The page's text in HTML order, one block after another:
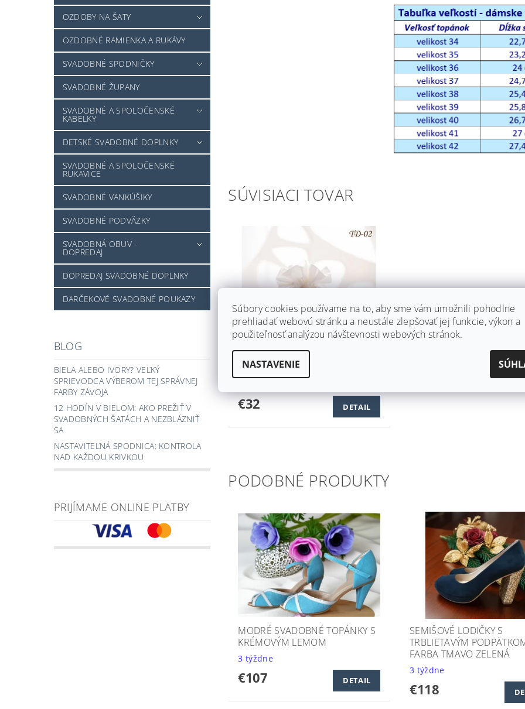
OZDOBY NA ŠATY
OZDOBNÉ RAMIENKA A RUKÁVY
SVADOBNÉ SPODNIČKY
SVADOBNÉ ŽUPANY
SVADOBNÉ A SPOLOČENSKÉ
KABELKY
DETSKÉ SVADOBNÉ DOPLNKY
SVADOBNÉ A SPOLOČENSKÉ
RUKAVICE
SVADOBNÉ VANKÚŠIKY
SVADOBNÉ PODVÄZKY
SVADOBNÁ OBUV -
DOPREDAJ
DOPREDAJ SVADOBNÉ DOPLNKY
DARČEKOVÉ SVADOBNÉ POUKAZY
BLOG
BIELA ALEBO IVORY? VEĽKÝ
SPRIEVODCA VÝBEROM TEJ SPRÁVNEJ
FARBY ZÁVOJA
12 HODÍN V BIELOM: AKO PREŽIŤ V
SVADOBNÝCH ŠATÁCH A NEZBLÁZNIŤ
SA
NASTAVITEĽNÁ SPODNICA: KONTROLA
NAD KAŽDOU KRIVKOU
PRIJÍMAME ONLINE PLATBY
SÚVISIACI TOVAR
POMPADÚRKA ZDOBENÁ
PERLIČKAMI TD-02
€32 DETAIL
PODOBNÉ PRODUKTY
MODRÉ SVADOBNÉ TOPÁNKY S
KRÉMOVÝM LEMOM
3 týždne
€107 DETAIL
SEMIŠOVÉ LODIČKY S
TRBLIETAVÝM
FARBA TMAVO ZELENÁ
3 týždne
€118
Súbory cookies používame na to, aby sme vám umožnili pohodlne
prehliadať webovú stránku a neustále zlepšovať jej funkcie, výkon a
použiteľnosť analýzou návštevnosti webových stránok.
NASTAVENIE